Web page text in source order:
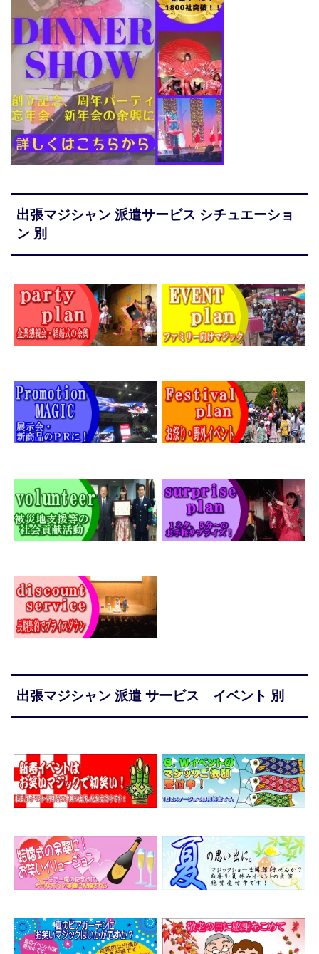
出張マジシャン 派遣サービス シチュエーショ
ン 別
出張マジシャン 派遣 サービス イベント 別